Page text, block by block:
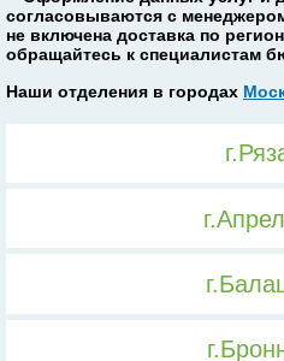
согласовываются с
не включена доставка по
обращайтесь к специалистам
Наши отделения в городах